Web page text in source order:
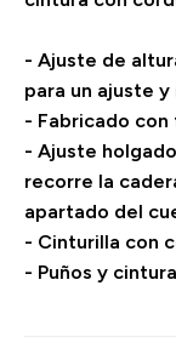
- Ajuste de
para un ajuste
- Fabricado
- Ajuste
recorre la
apartado del
- Cinturilla con
- Puños y